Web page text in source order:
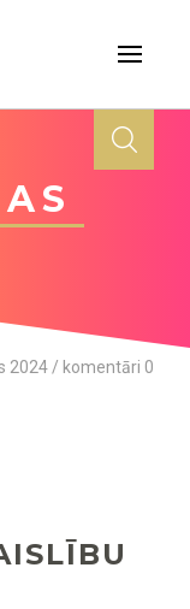
2024 / komentāri 0